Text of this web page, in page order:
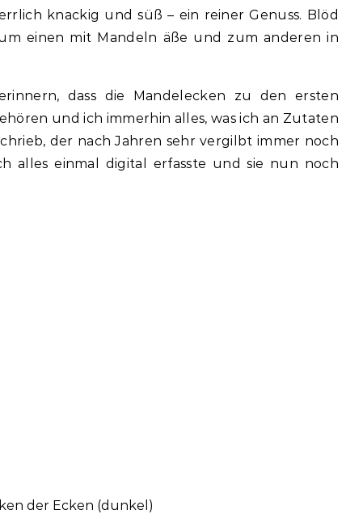
einen mit Mandeln äße und zum anderen in
dass die Mandelecken zu den ersten
und ich immerhin alles, was ich an Zutaten
der nach Jahren sehr vergilbt immer noch
alles einmal digital erfasste und sie nun noch
der Ecken (dunkel)